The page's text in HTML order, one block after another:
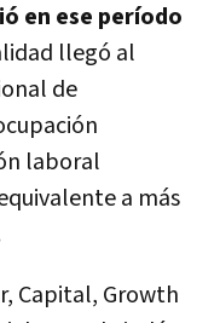
en ese período
llegó al
de
laboral
a más
Capital, Growth